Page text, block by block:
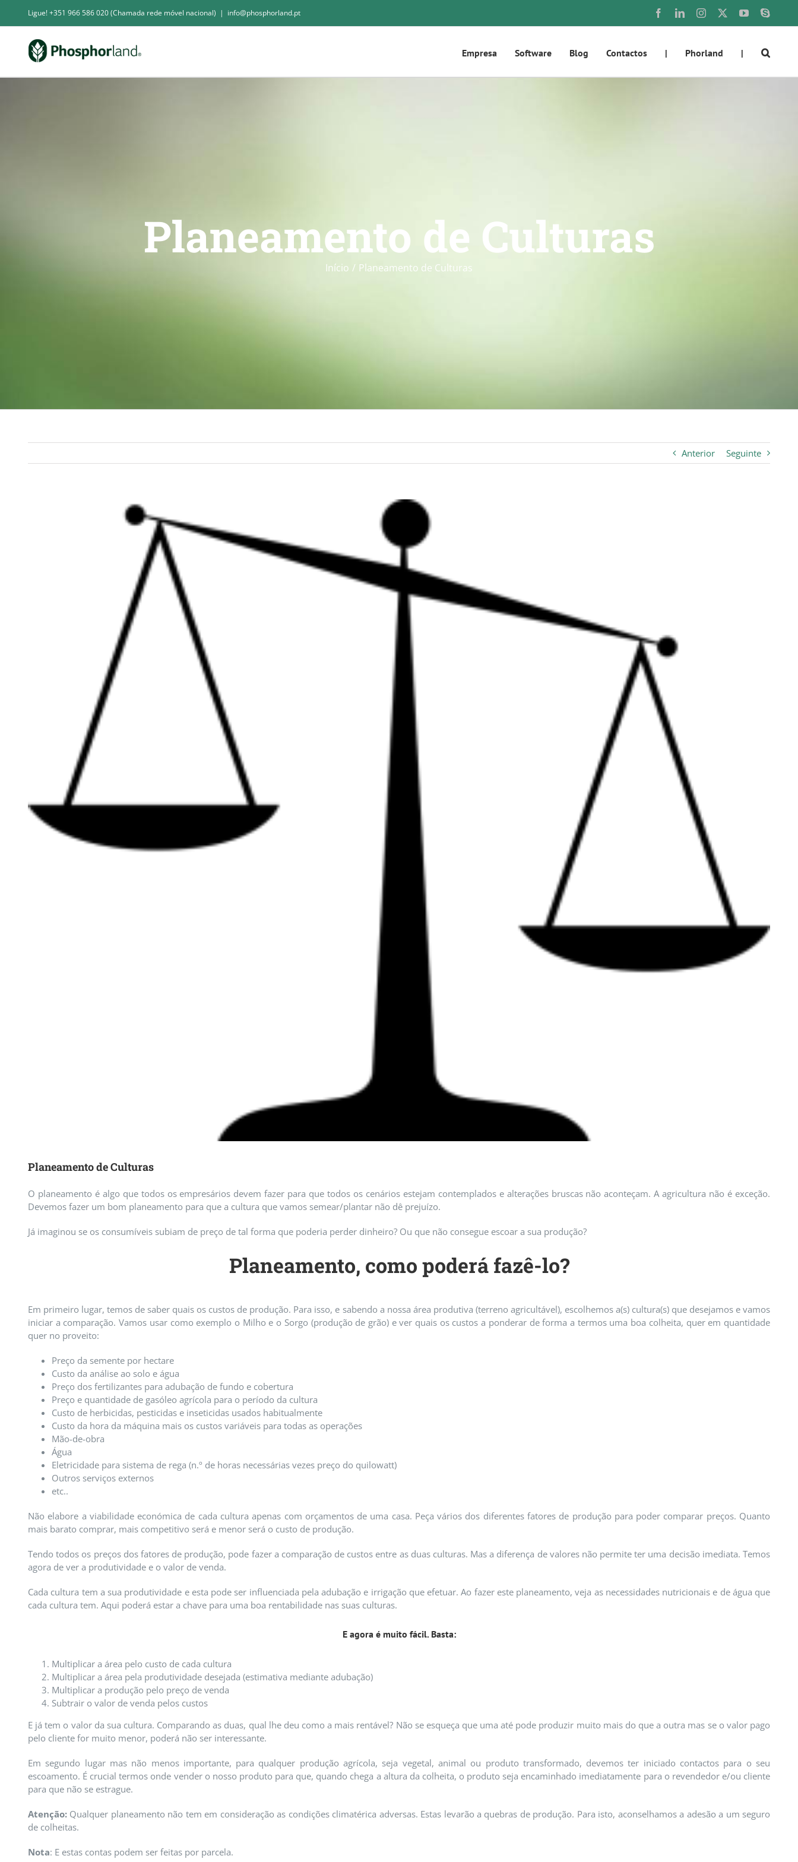
Ligue! +351 966 586 020 (Chamada rede móvel nacional) | info@phosphorland.pt FacebookLinkedInInstagram YouTubeSkype
Empresa Software Blog Contactos | Phorland |
Planeamento de Culturas
Início Planeamento de Culturas
Anterior Seguinte
Planeamento de Culturas
O planeamento é algo que todos os empresários devem fazer para que todos os cenários estejam contemplados e alterações bruscas não aconteçam. A agricultura não é exceção.
Devemos fazer um bom planeamento para que a cultura que vamos semear/plantar não dê prejuízo.
Já imaginou se os consumíveis subiam de preço de tal forma que poderia perder dinheiro? Ou que não consegue escoar a sua produção?
Planeamento, como poderá fazê-lo?
Em primeiro lugar, temos de saber quais os custos de produção. Para isso, e sabendo a nossa área produtiva (terreno agricultável), escolhemos a(s) cultura(s) que desejamos e vamos
iniciar a comparação. Vamos usar como exemplo o Milho e o Sorgo (produção de grão) e ver quais os custos a ponderar de forma a termos uma boa colheita, quer em quantidade
quer no proveito:
Preço da semente por hectare
Custo da análise ao solo e água
Preço dos fertilizantes para adubação de fundo e cobertura
Preço e quantidade de gasóleo agrícola para o período da cultura
Custo de herbicidas, pesticidas e inseticidas usados habitualmente
Custo da hora da máquina mais os custos variáveis para todas as operações
Mão-de-obra
Água
Eletricidade para sistema de rega (n.º de horas necessárias vezes preço do quilowatt)
Outros serviços externos
etc..
Não elabore a viabilidade económica de cada cultura apenas com orçamentos de uma casa. Peça vários dos diferentes fatores de produção para poder comparar preços. Quanto
mais barato comprar, mais competitivo será e menor será o custo de produção.
Tendo todos os preços dos fatores de produção, pode fazer a comparação de custos entre as duas culturas. Mas a diferença de valores não permite ter uma decisão imediata. Temos
agora de ver a produtividade e o valor de venda.
Cada cultura tem a sua produtividade e esta pode ser influenciada pela adubação e irrigação que efetuar. Ao fazer este planeamento, veja as necessidades nutricionais e de água que
cada cultura tem. Aqui poderá estar a chave para uma boa rentabilidade nas suas culturas.
E agora é muito fácil. Basta:
Multiplicar a área pelo custo de cada cultura
Multiplicar a área pela produtividade desejada (estimativa mediante adubação)
Multiplicar a produção pelo preço de venda
Subtrair o valor de venda pelos custos
E já tem o valor da sua cultura. Comparando as duas, qual lhe deu como a mais rentável? Não se esqueça que uma até pode produzir muito mais do que a outra mas se o valor pago
pelo cliente for muito menor, poderá não ser interessante.
Em segundo lugar mas não menos importante, para qualquer produção agrícola, seja vegetal, animal ou produto transformado, devemos ter iniciado contactos para o seu
escoamento. É crucial termos onde vender o nosso produto para que, quando chega a altura da colheita, o produto seja encaminhado imediatamente para o revendedor e/ou cliente
para que não se estrague.
Atenção: Qualquer planeamento não tem em consideração as condições climatérica adversas. Estas levarão a quebras de produção. Para isto, aconselhamos a adesão a um seguro
de colheitas.
Nota: E estas contas podem ser feitas por parcela.